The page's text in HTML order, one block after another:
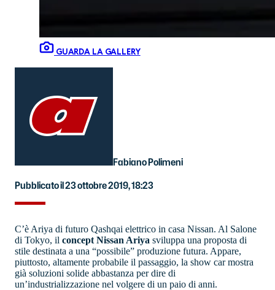
GUARDA LA GALLERY
Fabiano Polimeni
Pubblicato il 23 ottobre 2019, 18:23
C’è Ariya di futuro Qashqai elettrico in casa Nissan. Al Salone
di Tokyo, il concept Nissan Ariya sviluppa una proposta di
stile destinata a una “possibile” produzione futura. Appare,
piuttosto, altamente probabile il passaggio, la show car mostra
già soluzioni solide abbastanza per dire di
un’industrializzazione nel volgere di un paio di anni.